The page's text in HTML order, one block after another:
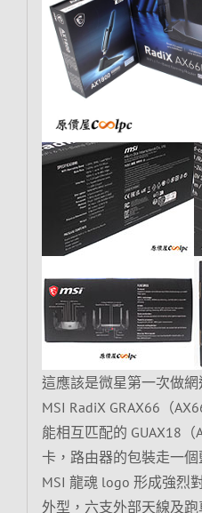
這應該是微星第一次做
MSI RadiX GRAX66（
能相互匹配的 GUAX18
卡，路由器的包裝走一
MSI 龍魂 logo 形成強烈
外型，六支外部天線及